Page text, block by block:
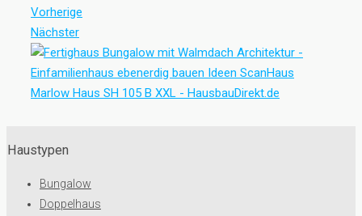
Vorherige
Nächster
Haustypen
Bungalow
Doppelhaus